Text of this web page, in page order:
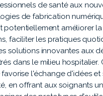
de santé aux
de fabrication
potentiellement améliorer
faciliter les pratiques
solutions innovantes aux
dans le milieu hospitalier.
l'échange d'idées et
en offrant aux soignants